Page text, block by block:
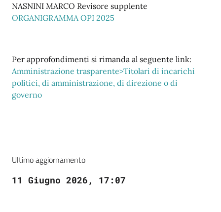
NASNINI MARCO Revisore supplente
ORGANIGRAMMA OPI 2025
Per approfondimenti si rimanda al seguente link:
Amministrazione trasparente>Titolari di incarichi
politici, di amministrazione, di direzione o di
governo
Ultimo aggiornamento
11 Giugno 2026, 17:07